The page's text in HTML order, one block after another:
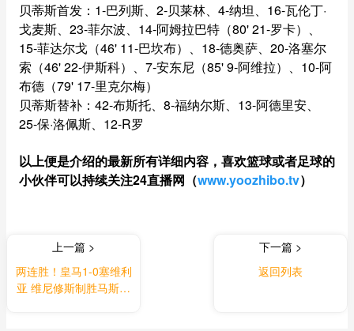
贝蒂斯首发：1-巴列斯、2-贝莱林、4-纳坦、16-瓦伦丁·
戈麦斯、23-菲尔波、14-阿姆拉巴特（80' 21-罗卡）、
15-菲达尔戈（46' 11-巴坎布）、18-德奥萨、20-洛塞尔
索（46' 22-伊斯科）、7-安东尼（85' 9-阿维拉）、10-阿
布德（79' 17-里克尔梅）
贝蒂斯替补：42-布斯托、8-福纳尔斯、13-阿德里安、
25-保·洛佩斯、12-R罗
以上便是介绍的最新所有详细内容，喜欢篮球或者足球的
小伙伴可以持续关注24直播网（www.yoozhibo.tv）
上一篇 >
两连胜！皇马1-0塞维利
亚 维尼修斯制胜马斯坦
下一篇 >
返回列表